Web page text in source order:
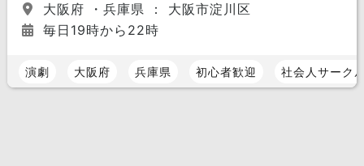
大阪府 ・兵庫県 ： 大阪市淀川区
毎日19時から22時
演劇 大阪府 兵庫県 初心者歓迎 社会人サーク